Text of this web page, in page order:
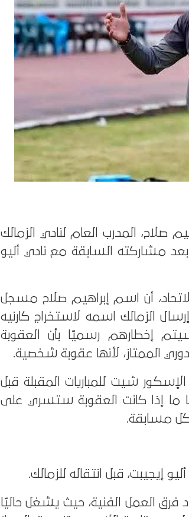
صلاح، المدرب العام لنادي الزمالك
العقوبة جاءت بعد مشاركته السابقة مع نادي أليو
أن اسم إبراهيم صلاح مسجل
الزمالك اسمه لاستخراج كارنيه
إخطارهم رسميًا بأن العقوبة
الممتاز، لأنها عقوبة شخصية.
شيت للمباريات المقبلة قبل
ما إذا كانت العقوبة ستسري على
مسابقة.
إيجيبت، قبل انتقاله للزمالك.
فرق العمل الفنية، حيث يشغل حاليًا